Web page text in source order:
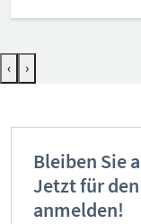
‹ ›
Bleiben Sie
Jetzt für
anmelden!